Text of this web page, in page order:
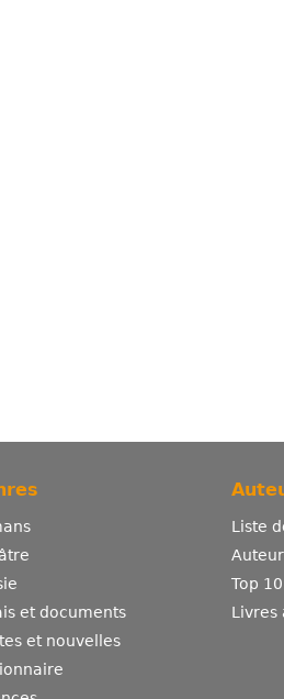
et documents
et nouvelles
Liste
Top
Livres